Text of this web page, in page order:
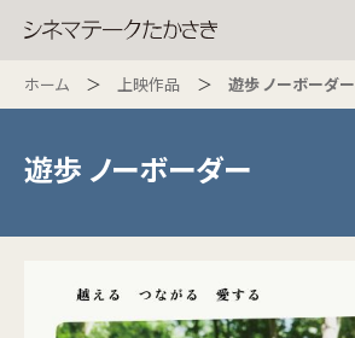
ホーム 上映作品 遊歩 ノーボーダー
遊歩 ノーボーダー